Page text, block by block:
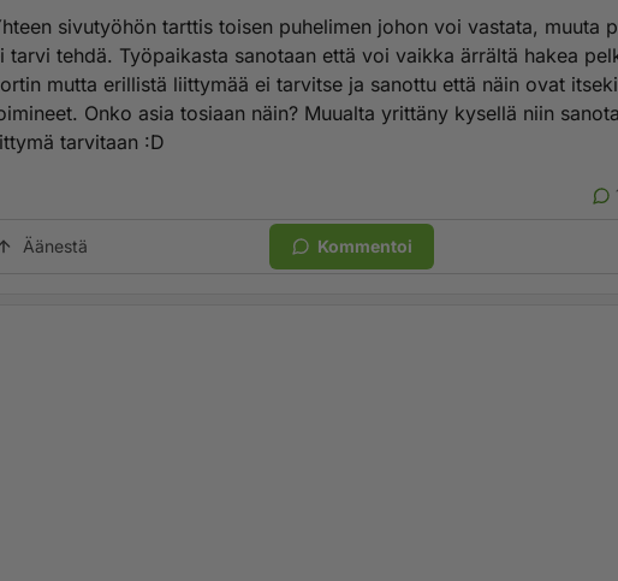
sivutyöhön tarttis toisen puhelimen johon voi vastata, muuta
tarvi tehdä. Työpaikasta sanotaan että voi vaikka ärrältä hakea
mutta erillistä liittymää ei tarvitse ja sanottu että näin ovat
Onko asia tosiaan näin? Muualta yrittäny kysellä niin
tarvitaan :D
Äänestä Kommentoi